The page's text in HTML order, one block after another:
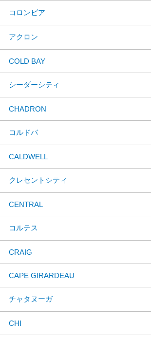
コロンビア
アクロン
COLD BAY
シーダーシティ
CHADRON
コルドバ
CALDWELL
クレセントシティ
CENTRAL
コルテス
CRAIG
CAPE GIRARDEAU
チャタヌーガ
CHI